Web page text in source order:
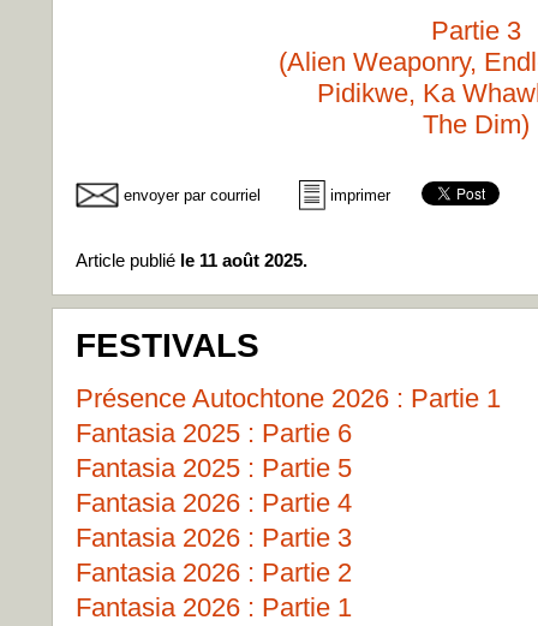
Partie 3
(Alien Weaponry,
Pidikwe, Ka
The Dim)
envoyer par courriel imprimer
Article publié le 11 août 2025.
FESTIVALS
Présence Autochtone 2026 : Partie 1
Fantasia 2025 : Partie 6
Fantasia 2025 : Partie 5
Fantasia 2026 : Partie 4
Fantasia 2026 : Partie 3
Fantasia 2026 : Partie 2
Fantasia 2026 : Partie 1